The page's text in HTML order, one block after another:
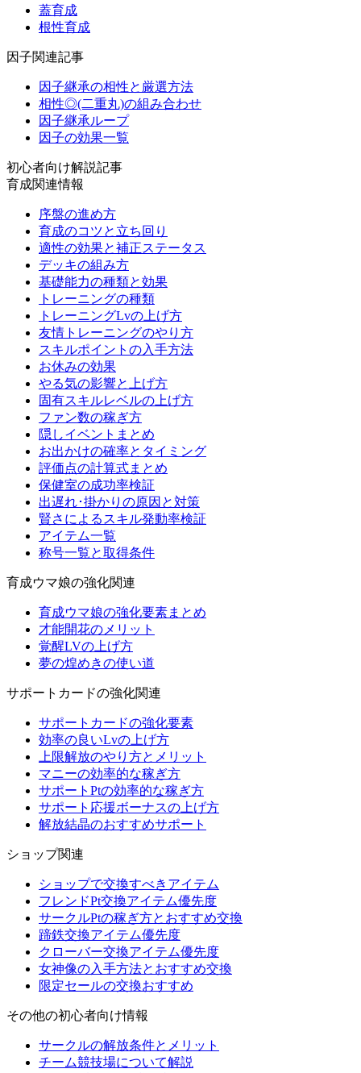
蓋育成
根性育成
因子関連記事
因子継承の相性と厳選方法
相性◎(二重丸)の組み合わせ
因子継承ループ
因子の効果一覧
初心者向け解説記事
育成関連情報
序盤の進め方
育成のコツと立ち回り
適性の効果と補正ステータス
デッキの組み方
基礎能力の種類と効果
トレーニングの種類
トレーニングLvの上げ方
友情トレーニングのやり方
スキルポイントの入手方法
お休みの効果
やる気の影響と上げ方
固有スキルレベルの上げ方
ファン数の稼ぎ方
隠しイベントまとめ
お出かけの確率とタイミング
評価点の計算式まとめ
保健室の成功率検証
出遅れ･掛かりの原因と対策
賢さによるスキル発動率検証
アイテム一覧
称号一覧と取得条件
育成ウマ娘の強化関連
育成ウマ娘の強化要素まとめ
才能開花のメリット
覚醒LVの上げ方
夢の煌めきの使い道
サポートカードの強化関連
サポートカードの強化要素
効率の良いLvの上げ方
上限解放のやり方とメリット
マニーの効率的な稼ぎ方
サポートPtの効率的な稼ぎ方
サポート応援ボーナスの上げ方
解放結晶のおすすめサポート
ショップ関連
ショップで交換すべきアイテム
フレンドPt交換アイテム優先度
サークルPtの稼ぎ方とおすすめ交換
蹄鉄交換アイテム優先度
クローバー交換アイテム優先度
女神像の入手方法とおすすめ交換
限定セールの交換おすすめ
その他の初心者向け情報
サークルの解放条件とメリット
チーム競技場について解説